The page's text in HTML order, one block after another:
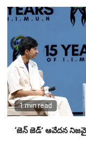
1 min read
‘జెన్ జెడ్’ ఆవేదన